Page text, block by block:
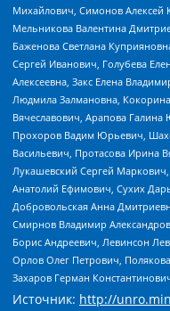
Михайлович, Симонов Алексей
Мельникова Валентина
Баженова Светлана
Сергей Иванович, Голубева
Алексеевна, Закс Елена
Людмила Залмановна,
Вячеславович, Арапова
Прохоров Вадим Юрьевич,
Васильевич, Протасова Ирина
Лукашевский Сергей
Анатолий Ефимович, Сухих
Добровольская Анна
Смирнов Владимир
Борис Андреевич, Левинсон
Орлов Олег Петрович,
Захаров Герман
Источник: http://